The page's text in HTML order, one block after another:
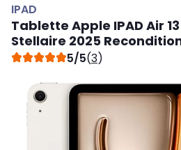
IPAD
Tablette Apple IPAD Air
Stellaire 2025
5/5(3)